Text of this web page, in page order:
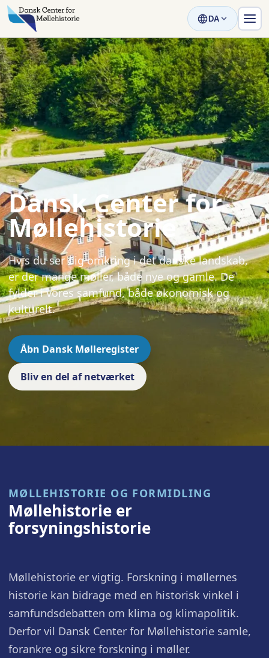
DA
Dansk Center for
Møllehistorie
Hvis du ser dig omkring i det danske landskab,
er der mange møller, både nye og gamle. De
fylder i vores samfund, både økonomisk og
kulturelt.
Åbn Dansk Mølleregister
Bliv en del af netværket
MØLLEHISTORIE OG FORMIDLING
Møllehistorie er
forsyningshistorie
Møllehistorie er vigtig. Forskning i møllernes
historie kan bidrage med en historisk vinkel i
samfundsdebatten om klima og klimapolitik.
Derfor vil Dansk Center for Møllehistorie samle,
forankre og sikre forskning i møller.